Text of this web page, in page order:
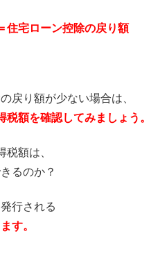
住宅ローン控除の戻り額
戻り額が少ない場合は、
税額を確認してみましょう。
額は、
るのか？
行される
す。